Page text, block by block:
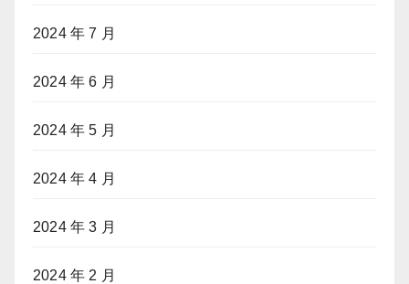
2024 年 7 月
2024 年 6 月
2024 年 5 月
2024 年 4 月
2024 年 3 月
2024 年 2 月